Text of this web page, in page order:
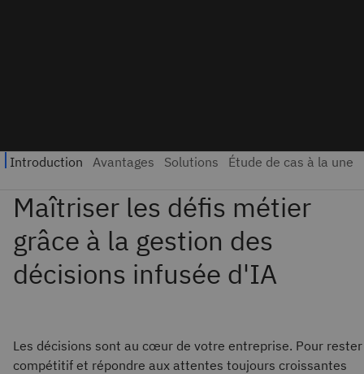
Les décisions sont au cœur de votre entreprise. Pour rester
compétitif et répondre aux attentes toujours croissantes